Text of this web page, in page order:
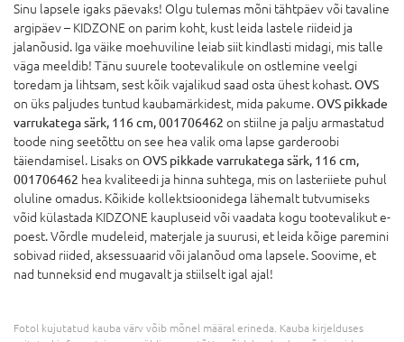
Sinu lapsele igaks päevaks! Olgu tulemas mõni tähtpäev või tavaline
argipäev – KIDZONE on parim koht, kust leida lastele riideid ja
jalanõusid. Iga väike moehuviline leiab siit kindlasti midagi, mis talle
väga meeldib! Tänu suurele tootevalikule on ostlemine veelgi
toredam ja lihtsam, sest kõik vajalikud saad osta ühest kohast.OVS
on üks paljudes tuntud kaubamärkidest, mida pakume.OVS pikkade
varrukatega särk, 116 cm, 001706462 on stiilne ja palju armastatud
toode ning seetõttu on see hea valik oma lapse garderoobi
täiendamisel. Lisaks on OVS pikkade varrukatega särk, 116 cm,
001706462 hea kvaliteedi ja hinna suhtega, mis on lasteriiete puhul
oluline omadus. Kõikide kollektsioonidega lähemalt tutvumiseks
võid külastada KIDZONE kaupluseid või vaadata kogu tootevalikut e-
poest. Võrdle mudeleid, materjale ja suurusi, et leida kõige paremini
sobivad riided, aksessuaarid või jalanõud oma lapsele. Soovime, et
nad tunneksid end mugavalt ja stiilselt igal ajal!
Fotol kujutatud kauba värv võib mõnel määral erineda. Kauba kirjelduses